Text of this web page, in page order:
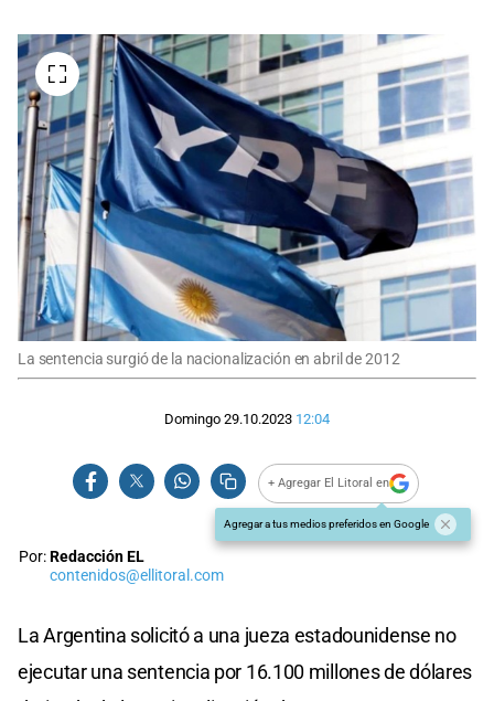
La sentencia surgió de la nacionalización en abril de 2012
Domingo 29.10.2023 12:04
+ Agregar El Litoral en
Agregar a tus medios preferidos en Google
Por:Redacción EL
contenidos@ellitoral.com
La Argentina solicitó a una jueza estadounidense no
ejecutar una sentencia por 16.100 millones de dólares